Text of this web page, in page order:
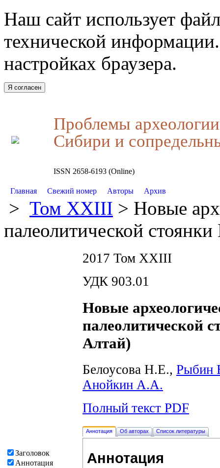
Наш сайт использует
технической
настройках браузера.
Я согласен
Проблемы
Сибири и
ISSN 2658-6193 (Online)
Главная Свежий номер Авторы Архив
> Том XXIII > Новые
палеолитической
Заголовок
Аннотация
2017 Том XXIII
УДК 903.01
Новые
палеолитической
Алтай)
Белоусова Н.Е., Рыбин
Анойкин А.А.
Полный текст PDF
Аннотация Об авторах Список литературы
Аннотация